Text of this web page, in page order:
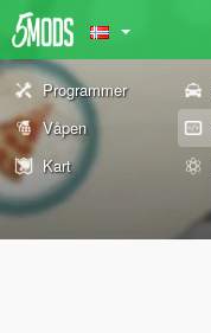
Programmer
Våpen
Kart